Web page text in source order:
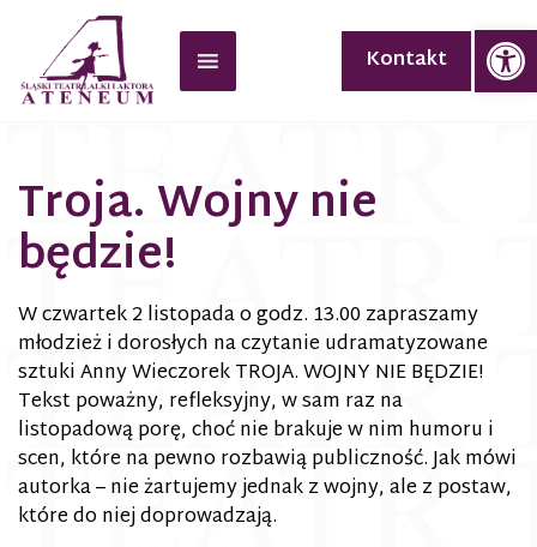
Kontakt
Troja. Wojny nie
będzie!
W czwartek 2 listopada o godz. 13.00 zapraszamy
młodzież i dorosłych na czytanie udramatyzowane
sztuki Anny Wieczorek TROJA. WOJNY NIE BĘDZIE!
Tekst poważny, refleksyjny, w sam raz na
listopadową porę, choć nie brakuje w nim humoru i
scen, które na pewno rozbawią publiczność. Jak mówi
autorka – nie żartujemy jednak z wojny, ale z postaw,
które do niej doprowadzają.